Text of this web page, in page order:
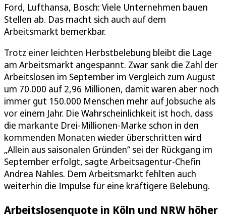
Ford, Lufthansa, Bosch: Viele Unternehmen bauen
Stellen ab. Das macht sich auch auf dem
Arbeitsmarkt bemerkbar.
Trotz einer leichten Herbstbelebung bleibt die Lage
am Arbeitsmarkt angespannt. Zwar sank die Zahl der
Arbeitslosen im September im Vergleich zum August
um 70.000 auf 2,96 Millionen, damit waren aber noch
immer gut 150.000 Menschen mehr auf Jobsuche als
vor einem Jahr. Die Wahrscheinlichkeit ist hoch, dass
die markante Drei-Millionen-Marke schon in den
kommenden Monaten wieder überschritten wird
„Allein aus saisonalen Gründen“ sei der Rückgang im
September erfolgt, sagte Arbeitsagentur-Chefin
Andrea Nahles. Dem Arbeitsmarkt fehlten auch
weiterhin die Impulse für eine kräftigere Belebung.
Arbeitslosenquote in Köln und NRW höher